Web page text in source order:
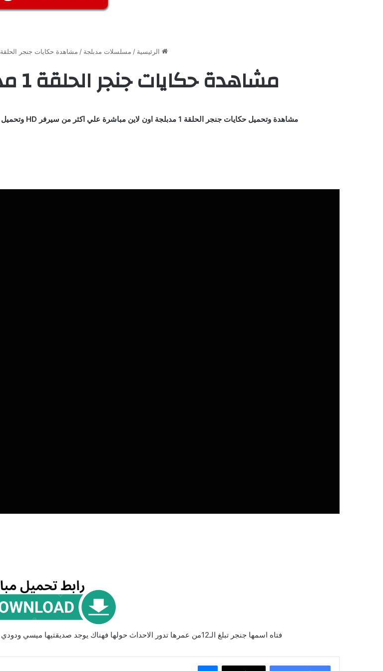
الرئيسية / مسلسلات مدبلجة / مشاهدة حكايات جنجر الحلقة 1 مدبلج HD جميع الحلقات
مشاهدة حكايات جنجر الحلقة 1 مدبلج HD جميع الحلقات
مشاهدة وتحميل حكايات جنجر الحلقة 1 مدبلجة اون لاين مباشرة علي اكثر من سيرفر HD وتحميل مباشر حلقات كاملة مسلسل / كرتون / انمي As Told by Ginger
فتاه اسمها جنجر تبلغ الـ12من عمرها تدور الاحداث حولها فهناك يوجد صديقتيها ميسي ودودي هما اعز اصدقئها, بينما المتبقية مخصصة لأصدقائها ، والأسرة.
ماسنجر